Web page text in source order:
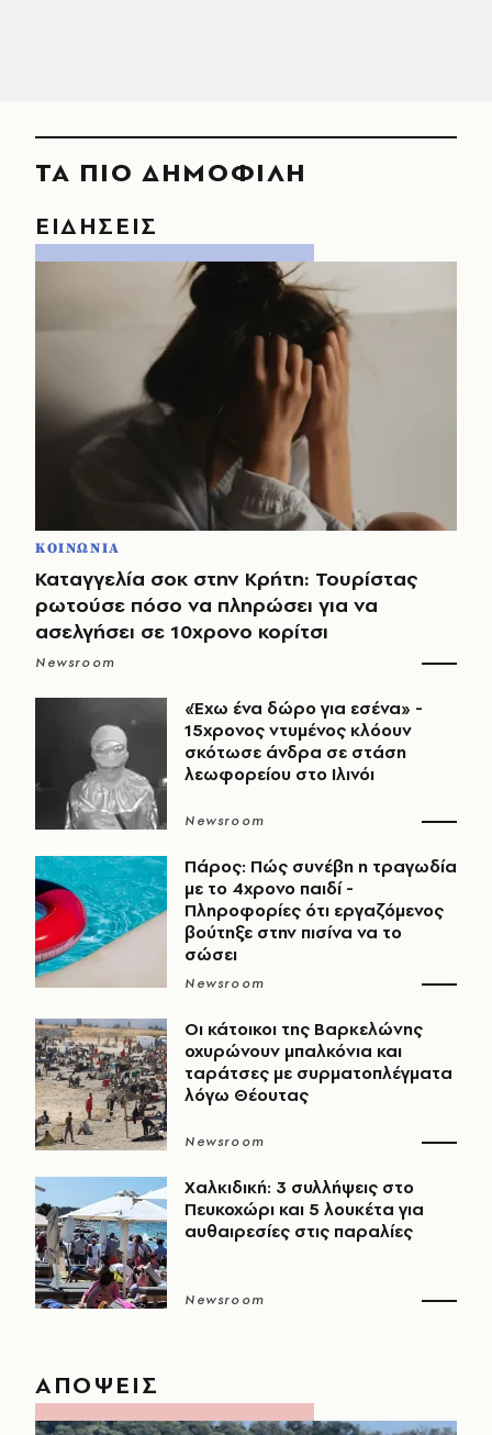
ΤΑ ΠΙΟ ΔΗΜΟΦΙΛΗ
ΕΙΔΗΣΕΙΣ
ΚΟΙΝΩΝΙΑ
Καταγγελία σοκ στην Κρήτη: Τουρίστας
ρωτούσε πόσο να πληρώσει για να
ασελγήσει σε 10χρονο κορίτσι
Newsroom
«Έχω ένα δώρο για εσένα» -
15χρονος ντυμένος κλόουν
σκότωσε άνδρα σε στάση
λεωφορείου στο Ιλινόι
Newsroom
Πάρος: Πώς συνέβη η τραγωδία
με το 4χρονο παιδί -
Πληροφορίες ότι εργαζόμενος
βούτηξε στην πισίνα να το
σώσει
Newsroom
Οι κάτοικοι της Βαρκελώνης
οχυρώνουν μπαλκόνια και
ταράτσες με συρματοπλέγματα
λόγω Θέουτας
Newsroom
Χαλκιδική: 3 συλλήψεις στο
Πευκοχώρι και 5 λουκέτα για
αυθαιρεσίες στις παραλίες
Newsroom
ΑΠΟΨΕΙΣ